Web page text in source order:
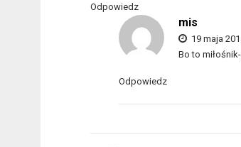
Odpowiedz
mis
19 maja
Bo to
Odpowiedz